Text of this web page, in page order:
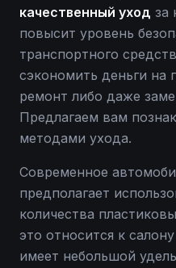
качественный уход за
повысит уровень
транспортного
сэкономить деньги
ремонт либо даже
Предлагаем вам
методами ухода.
Современное
предполагает
количества
это относится к
имеет небольшой